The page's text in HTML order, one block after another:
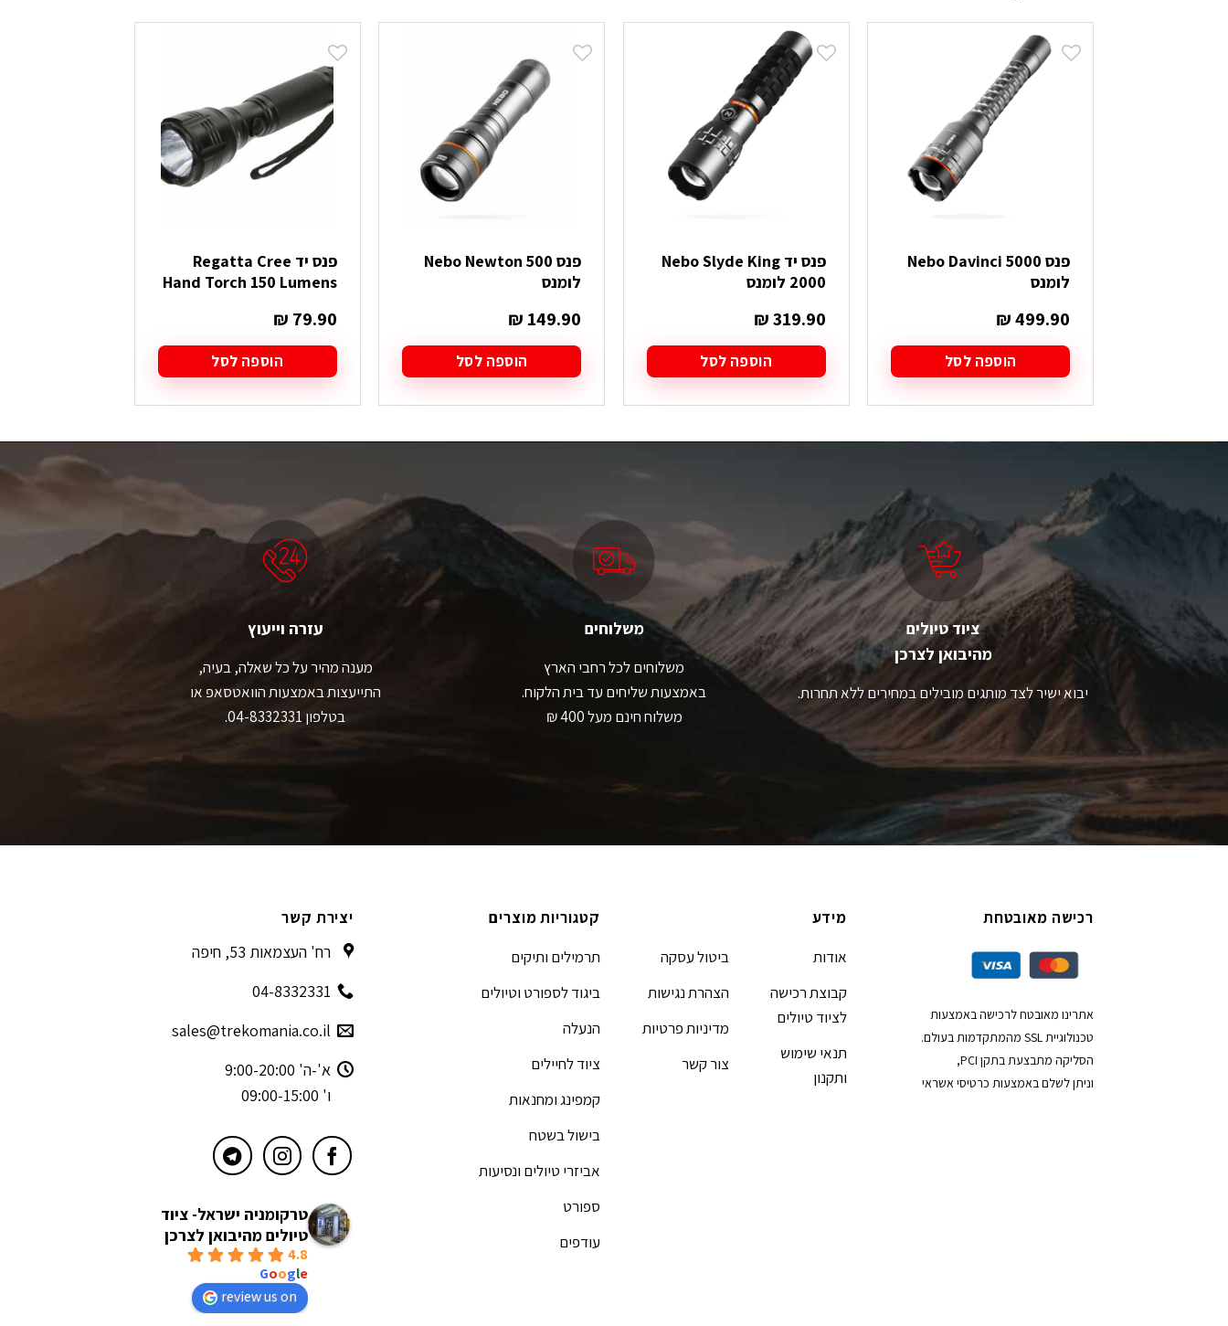
פנס Nebo Davinci 5000
לומנס
₪499.90
הוספה לסל
פנס יד Nebo Slyde King
2000 לומנס
₪319.90
הוספה לסל
פנס Nebo Newton 500
לומנס
₪ 149.90
הוספה לסל
פנס יד Regatta Cree
Hand Torch 150 Lumens
₪ 79.90
הוספה לסל
ציוד טיולים
מהיבואן לצרכן
יבוא ישיר לצד מותגים מובילים במחירים ללא תחרות.
משלוחים
משלוחים לכל רחבי הארץ
באמצעות שליחים עד בית הלקוח.
משלוח חינם מעל 400 ₪
עזרה וייעוץ
מענה מהיר על כל שאלה, בעיה,
התייעצות באמצעות הוואטסאפ או
בטלפון 04-8332331.
רכישה מאובטחת
אתרינו מאובטח לרכישה באמצעות
טכנולוגיית SSL מהמתקדמות בעולם.
הסליקה מתבצעת בתקן PCI,
וניתן לשלם באמצעות כרטיסי אשראי
מידע
אודות
קבוצת רכישה
לציוד טיולים
תנאי שימוש
ותקנון
ביטול עסקה
הצהרת נגישות
מדיניות פרטיות
צור קשר
קטגוריות מוצרים
תרמילים ותיקים
ביגוד לספורט וטיולים
הנעלה
ציוד לחיילים
קמפינג ומחנאות
בישול בשטח
אביזרי טיולים ונסיעות
ספורט
עודפים
יצירת קשר
רח' העצמאות 53, חיפה
04-8332331
sales@trekomania.co.il
א'-ה' 9:00-20:00
ו' 09:00-15:00
טרקומניה ישראל- ציוד
טיולים מהיבואן לצרכן
4.8
Google
review us on